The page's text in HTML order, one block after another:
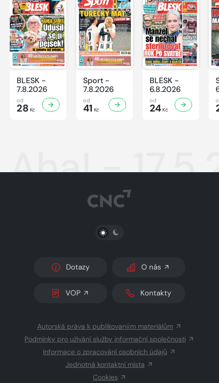
BLESK -
7.8.2026
od
28 Kč
Sport -
7.8.2026
od
41 Kč
BLESK -
6.8.2026
od
24Kč
Aha! -
PŘEPNOUT SVĚTLÝ/TMAVÝ REŽIM
Dotazy O nás
VOP Kontakty
Autorská práva k publikovaným materiálům
Podmínky pro užívání služby informační společnosti
Informace o zpracování osobních údajů
Jednotná kontaktní místa
Cookies